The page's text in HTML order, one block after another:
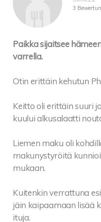
3
Paikka sijaitsee
varrella.
Otin erittäin kehutun
Keitto oli erittäin suuri
kuului alkusalaatti
Liemen maku oli
makunystyröitä
mukaan.
Kuitenkin verrattuna
jäin kaipaamaan lisää
ituja.